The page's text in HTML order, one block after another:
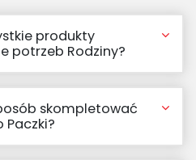
produkty
potrzeb Rodziny?
skompletować